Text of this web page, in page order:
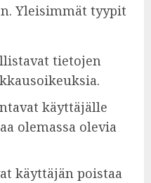
Yleisimmät tyypit
tietojen
käyttäjälle
olemassa olevia
käyttäjän poistaa